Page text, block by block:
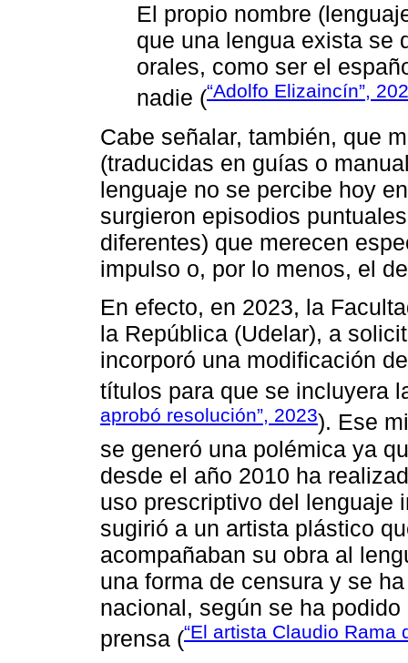
El propio nombre
que una lengua exista se
orales, como ser el
nadie (“Adolfo Elizaincín”,
Cabe señalar, también, que
(traducidas en guías o
lenguaje no se percibe hoy
surgieron episodios
diferentes) que merecen
impulso o, por lo menos, el
En efecto, en 2023, la
la República (Udelar), a
incorporó una modificación
títulos para que se incluyera
aprobó resolución”, 2023). Ese
se generó una polémica ya
desde el año 2010 ha
uso prescriptivo del lenguaje
sugirió a un artista plástico
acompañaban su obra al
una forma de censura y se
nacional, según se ha
prensa (“El artista Claudio Rama